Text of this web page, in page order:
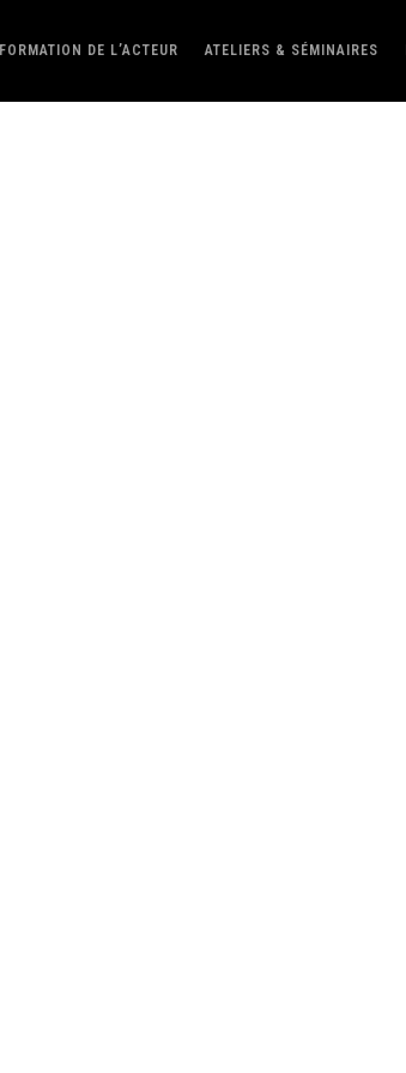
FORMATION DE L’ACTEUR ATELIERS & SÉMINAIRES